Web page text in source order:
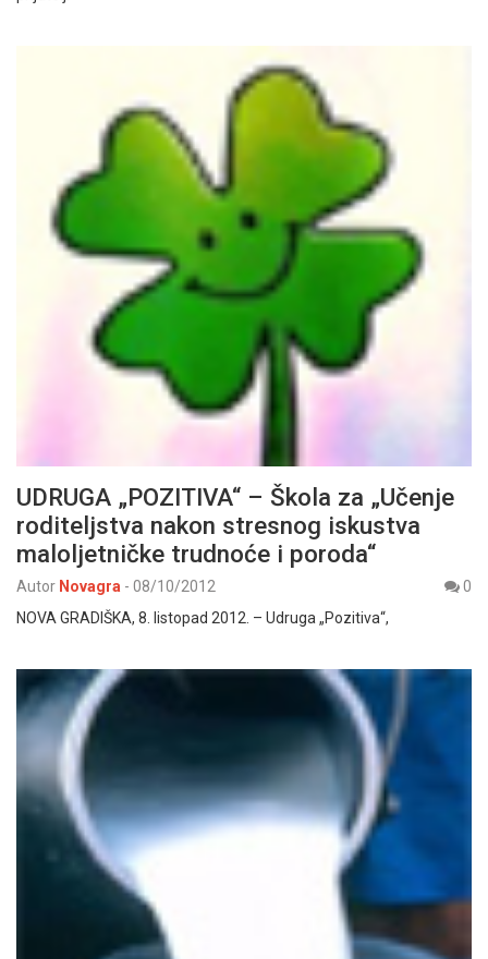
UDRUGA „POZITIVA“ – Škola za „Učenje
roditeljstva nakon stresnog iskustva
maloljetničke trudnoće i poroda“
Autor Novagra - 08/10/2012
0
NOVA GRADIŠKA, 8. listopad 2012. – Udruga „Pozitiva“,